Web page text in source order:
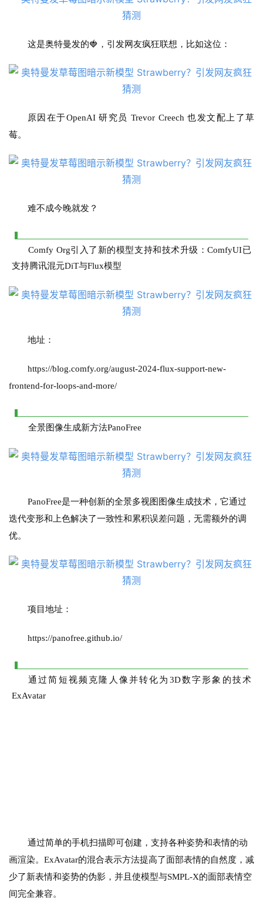
行
业
好
文
模
型
框
登录 注册
这是奥特曼发的🍓，引发网友疯狂联想，比如这位：
原因在于OpenAI 研究员 Trevor Creech 也发文配上了草
莓。
难不成今晚就发？
Comfy Org引入了新的模型支持和技术升级：ComfyUI已
支持腾讯混元DiT与Flux模型
地址：
https://blog.comfy.org/august-2024-flux-support-new-
frontend-for-loops-and-more/
全景图像生成新方法PanoFree
PanoFree是一种创新的全景多视图图像生成技术，它通过
迭代变形和上色解决了一致性和累积误差问题，无需额外的调
优。
项目地址：
https://panofree.github.io/
通过简短视频克隆人像并转化为3D数字形象的技术
ExAvatar
通过简单的手机扫描即可创建，支持各种姿势和表情的动
画渲染。ExAvatar的混合表示方法提高了面部表情的自然度，减
少了新表情和姿势的伪影，并且使模型与SMPL-X的面部表情空
间完全兼容。